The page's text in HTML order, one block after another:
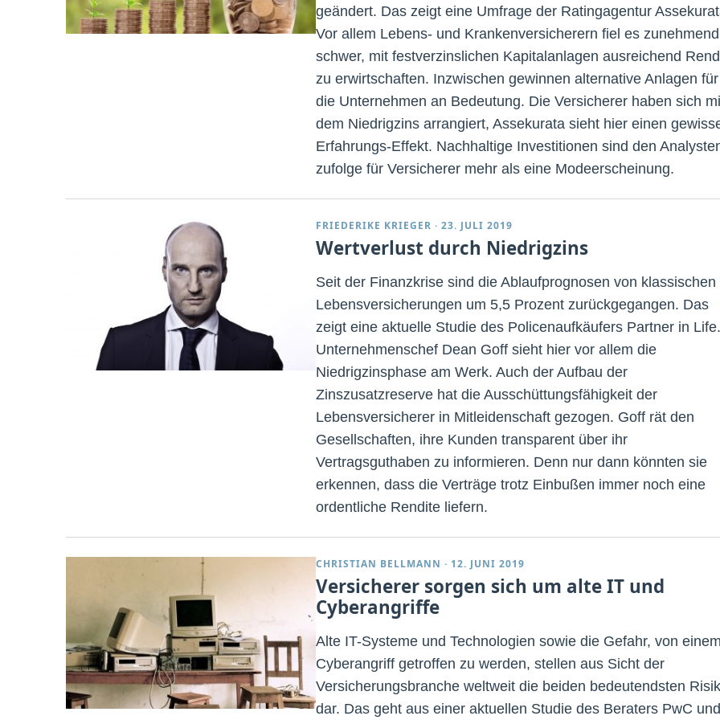
geändert. Das zeigt eine Umfrage der Ratingagentur
Vor allem Lebens- und Krankenversicherern fiel es zunehmend
schwer, mit festverzinslichen Kapitalanlagen ausreichend
zu erwirtschaften. Inzwischen gewinnen alternative Anlagen für
die Unternehmen an Bedeutung. Die Versicherer haben sich
dem Niedrigzins arrangiert, Assekurata sieht hier einen
Erfahrungs-Effekt. Nachhaltige Investitionen sind den
zufolge für Versicherer mehr als eine Modeerscheinung.
FRIEDERIKE KRIEGER · 23. JULI 2019
Wertverlust durch Niedrigzins
Seit der Finanzkrise sind die Ablaufprognosen von klassischen
Lebensversicherungen um 5,5 Prozent zurückgegangen. Das
zeigt eine aktuelle Studie des Policenaufkäufers Partner in Life.
Unternehmenschef Dean Goff sieht hier vor allem die
Niedrigzinsphase am Werk. Auch der Aufbau der
Zinszusatzreserve hat die Ausschüttungsfähigkeit der
Lebensversicherer in Mitleidenschaft gezogen. Goff rät den
Gesellschaften, ihre Kunden transparent über ihr
Vertragsguthaben zu informieren. Denn nur dann könnten sie
erkennen, dass die Verträge trotz Einbußen immer noch eine
ordentliche Rendite liefern.
CHRISTIAN BELLMANN · 12. JUNI 2019
Versicherer sorgen sich um alte IT und
Cyberangriffe
Alte IT-Systeme und Technologien sowie die Gefahr, von einem
Cyberangriff getroffen zu werden, stellen aus Sicht der
Versicherungsbranche weltweit die beiden bedeutendsten
dar. Das geht aus einer aktuellen Studie des Beraters PwC und